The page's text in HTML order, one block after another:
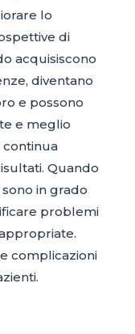
lo
di
acquisiscono
diventano
e possono
e meglio
continua
Quando
in grado
problemi
complicazioni